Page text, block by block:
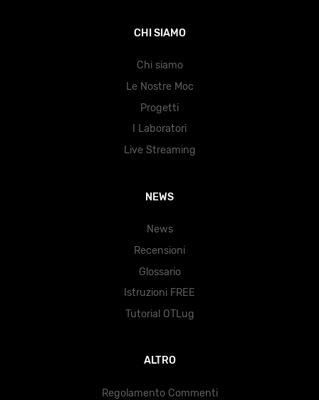
CHI SIAMO
Chi siamo
Le Nostre Moc
Progetti
I Laboratori
Live Streaming
NEWS
News
Recensioni
Glossario
Istruzioni FREE
Tutorial OTLug
ALTRO
Regolamento Commenti